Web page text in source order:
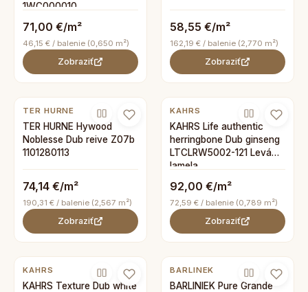
1WC000010
71,00 €/m²
46,15 € / balenie (0,650 m²)
Zobraziť
58,55 €/m²
162,19 € / balenie (2,770 m²)
Zobraziť
TER HURNE
TER HURNE Hywood
Noblesse Dub reive Z07b
1101280113
74,14 €/m²
190,31 € / balenie (2,567 m²)
Zobraziť
KAHRS
KAHRS Life authentic
herringbone Dub ginseng
LTCLRW5002-121 Levá
lamela
92,00 €/m²
72,59 € / balenie (0,789 m²)
Zobraziť
KAHRS
KAHRS Texture Dub white
BARLINEK
BARLINIEK Pure Grande